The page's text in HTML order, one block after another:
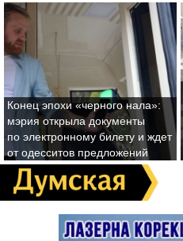
Конец эпохи «черного нала»:
мэрия открыла документы
по электронному билету и ждет
от одесситов предложений